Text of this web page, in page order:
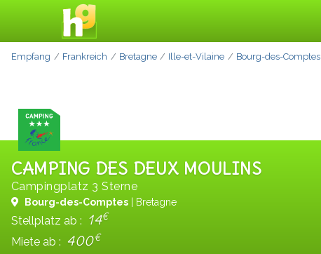
Empfang Frankreich Bretagne Ille-et-Vilaine Bourg-des-Comptes
CAMPING DES DEUX MOULINS
Campingplatz 3 Sterne
Bourg-des-Comptes | Bretagne
Stellplatz ab : 14€
Miete ab : 400€